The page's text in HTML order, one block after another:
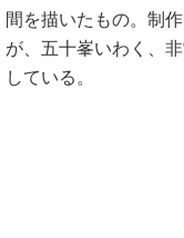
間を描いたもの。制
が、五十峯いわく、
している。